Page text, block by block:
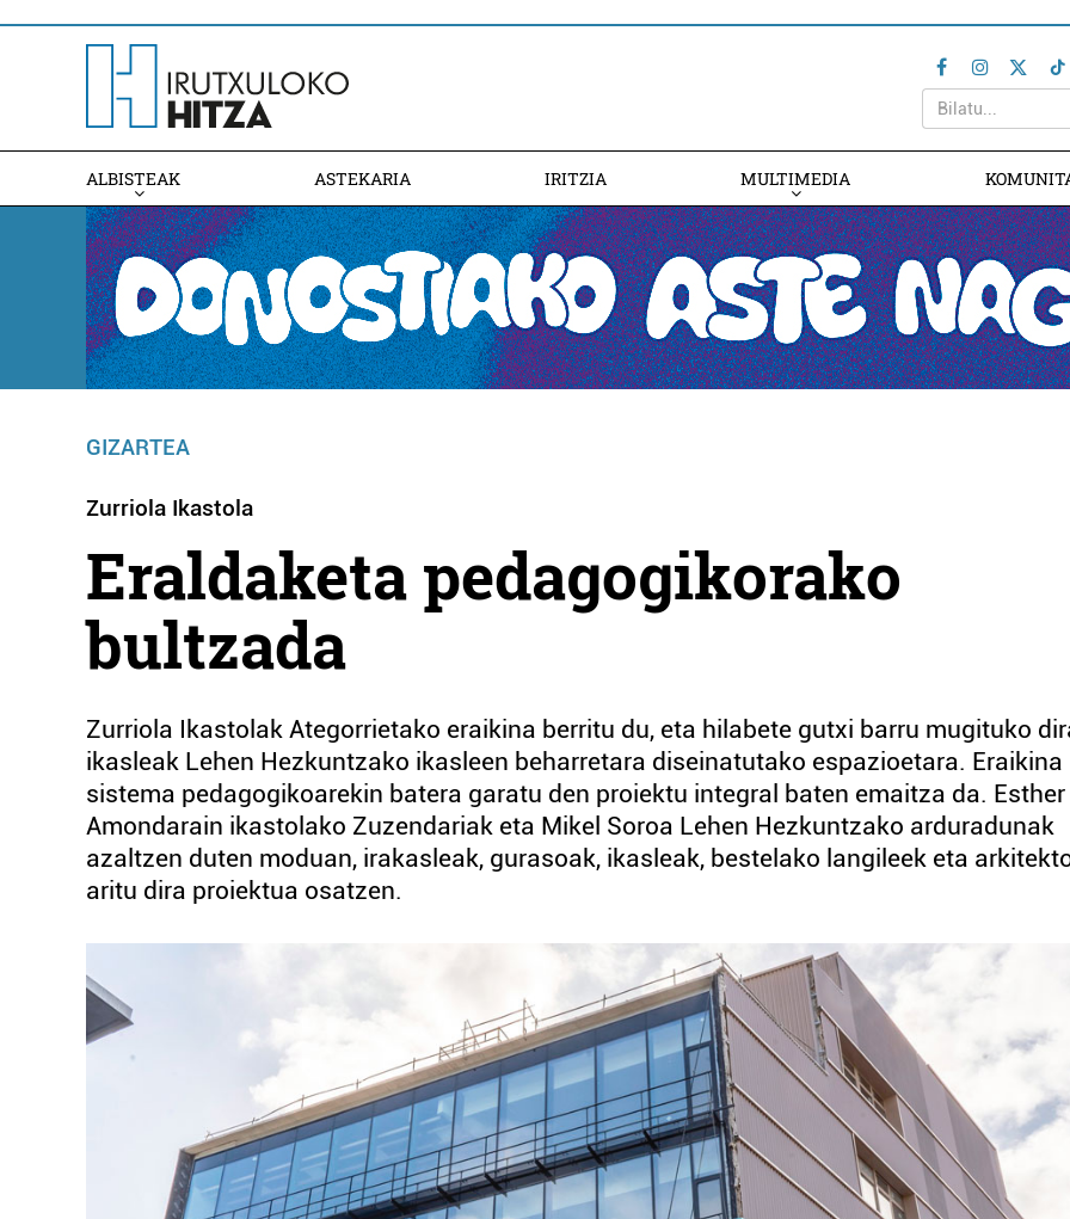
ALBISTEAK ASTEKARIA IRITZIA MULTIMEDIA
GIZARTEA
Zurriola Ikastola
Eraldaketa pedagogikorako
bultzada
Zurriola Ikastolak Ategorrietako eraikina berritu du, eta hilabete gutxi barru mugituko
ikasleak Lehen Hezkuntzako ikasleen beharretara diseinatutako espazioetara. Eraikina
sistema pedagogikoarekin batera garatu den proiektu integral baten emaitza da. Esther
Amondarain ikastolako Zuzendariak eta Mikel Soroa Lehen Hezkuntzako arduradunak
azaltzen duten moduan, irakasleak, gurasoak, ikasleak, bestelako langileek eta
aritu dira proiektua osatzen.